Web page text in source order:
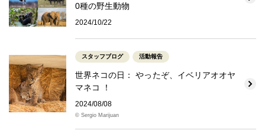
0種の野生動物
2024/10/22
スタッフブログ 活動報告
世界ネコの日： やったぞ、イベリアオオヤ
マネコ ！
2024/08/08
© Sergio Marijuan